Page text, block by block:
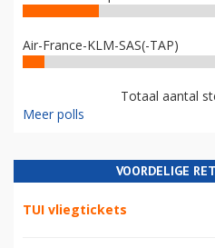
Air-France-KLM-SAS(-TAP)
Totaal aantal
Meer polls
VOORDELIGE
TUI vliegtickets